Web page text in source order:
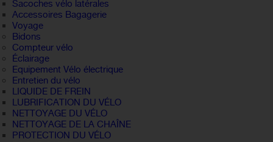
Sacoches vélo latérales
Accessoires Bagagerie
Voyage
Bidons
Compteur vélo
Éclairage
Equipement Vélo électrique
Entretien du vélo
LIQUIDE DE FREIN
LUBRIFICATION DU VÉLO
NETTOYAGE DU VÉLO
NETTOYAGE DE LA CHAÎNE
PROTECTION DU VÉLO